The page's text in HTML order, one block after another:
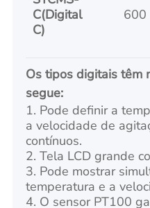
C(Digital
C)
600
Os tipos digitais têm
segue:
1. Pode definir a
a velocidade de
contínuos.
2. Tela LCD grande
3. Pode mostrar
temperatura e a
4. O sensor PT100